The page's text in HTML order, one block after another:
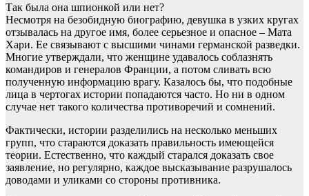
Так была она шпионкой или нет?
Несмотря на безобидную биографию, девушка в узких кругах
отзывалась на другое имя, более серьезное и опасное – Мата
Хари. Ее связывают с высшими чинами германской разведки.
Многие утверждали, что женщине удавалось соблазнять
командиров и генералов Франции, а потом сливать всю
полученную информацию врагу. Казалось бы, что подобные
лица в чертогах истории попадаются часто. Но ни в одном
случае нет такого количества противоречий и сомнений.
Фактически, истории разделились на несколько меньших
групп, что стараются доказать правильность имеющейся
теории. Естественно, что каждый старался доказать свое
заявление, но регулярно, каждое высказывание разрушалось
доводами и уликами со стороны противника.